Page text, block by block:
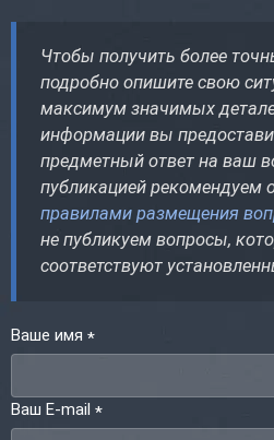
Чтобы получить более
подробно опишите свою
максимум значимых
информации вы
предметный ответ на ваш
публикацией рекомендуем
правилами размещения
не публикуем вопросы,
соответствуют
Ваше имя *
Ваш E-mail *